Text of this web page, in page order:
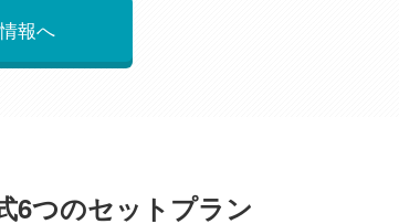
報へ
6つのセットプラン